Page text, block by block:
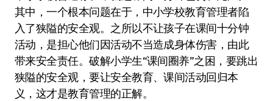
其中，一个根本问题在于，中小学校教育管理者陷
入了狭隘的安全观。之所以不让孩子在课间十分钟
活动，是担心他们因活动不当造成身体伤害，由此
带来安全责任。破解小学生“课间圈养”之困，要跳出
狭隘的安全观，要让安全教育、课间活动回归本
义，这才是教育管理的正解。